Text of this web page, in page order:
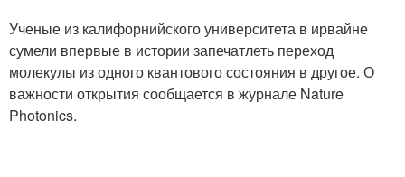
Ученые из калифорнийского университета в ирвайне
сумели впервые в истории запечатлеть переход
молекулы из одного квантового состояния в другое. О
важности открытия сообщается в журнале Nature
Photonics.